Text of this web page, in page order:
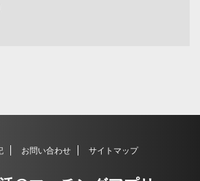
お問い合わせ サイトマップ